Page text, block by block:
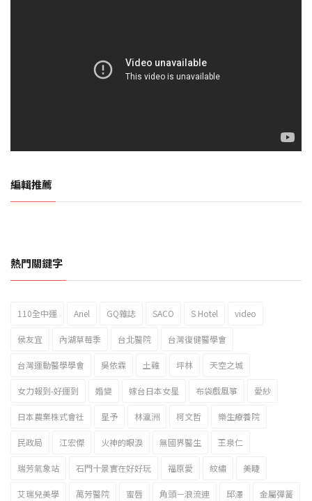
編輯推薦
2023新北市北海岸國際風箏節「風在石起」霸氣回歸
熱門關鍵字
110全中運 Ariel GQ雜誌 SACO S Hotel video
侯友宜 內湖草莓季 台北醫院 台灣復健醫學會
台灣運動醫學學會 吳依霖 土雞 坪林 天空之城
女力報到-好運到 婚變 嫁台日本女星 布袋戲風箏 愛紗
日本農業株式會社 星予 林瀛洲 柯文哲 樂生療養院
民政局 江宏傑 火神的眼淚 無國界醫生 王泉仁
瑞芳氣象站 石門十景實在好好玩 福原愛 紋繡 美睫
艾瑞兒美學 萬芳醫院 蜜唇 角頭－浪流連 邱澤 金屬彈簧